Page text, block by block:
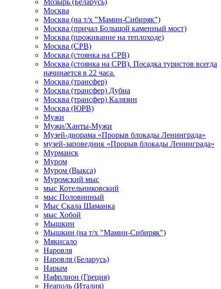
Мозырь (Беларусь)
Москва
Москва (на т/х "Мамин-Сибиряк")
Москва (причал Большой каменный мост)
Москва (проживание на теплоходе)
Москва (СРВ)
Москва (стоянка на СРВ)
Москва (стоянка на СРВ). Посадка туристов всегда
начинается в 22 часа.
Москва (трансфер)
Москва (трансфер) Дубна
Москва (трансфер) Калязин
Москва (ЮРВ)
Мужи
Мужи/Ханты-Мужи
Музей-диорама «Прорыв блокады Ленинграда»
музей-заповедник «Прорыв блокады Ленинграда»
Мурманск
Муром
Муром (Выкса)
Муромский мыс
мыс Котельниковский
мыс Половинный
Мыс Скала Шаманка
мыс Хобой
Мышкин
Мышкин (на т/х "Мамин-Сибиряк")
Мякисало
Наровля
Наровля (Беларусь)
Нарым
Нафплион (Греция)
Неаполь (Италия)